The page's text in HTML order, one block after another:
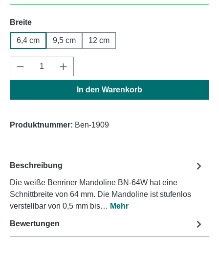
Breiteauswählen
6,4 cm 9,5 cm 12 cm
Produkt Anzahl: Gib den gewünschten
In den Warenkorb
Produktnummer: Ben-1909
Beschreibung
Die weiße Benriner Mandoline BN-64W hat eine
Schnittbreite von 64 mm. Die Mandoline ist stufenlos
verstellbar von 0,5 mm bis… Mehr
Bewertungen